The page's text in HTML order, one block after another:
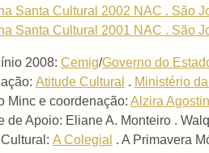
Santa Cultural 2002 NAC . São
Santa Cultural 2001 NAC . São
2008: Cemig/Governo do
Atitude Cultural . Ministério
Minc e coordenação: Alzira
de Apoio: Eliane A. Monteiro .
A Colegial . A Primavera